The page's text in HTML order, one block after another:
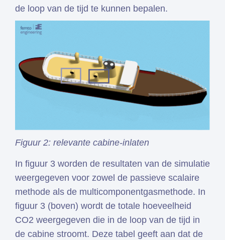
de loop van de tijd te kunnen bepalen.
Figuur 2: relevante cabine-inlaten
In figuur 3 worden de resultaten van de simulatie
weergegeven voor zowel de passieve scalaire
methode als de multicomponentgasmethode. In
figuur 3 (boven) wordt de totale hoeveelheid
CO2 weergegeven die in de loop van de tijd in
de cabine stroomt. Deze tabel geeft aan dat de